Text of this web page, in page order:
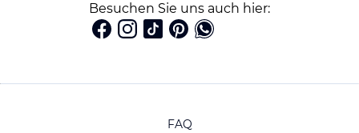
Besuchen Sie uns auch hier:
FAQ